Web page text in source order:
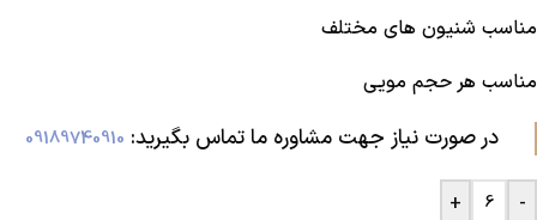
مناسب شنیون های مختلف
مناسب هر حجم مویی
در صورت نیاز جهت مشاوره ما تماس بگیرید:‌ 09189740910
-
+